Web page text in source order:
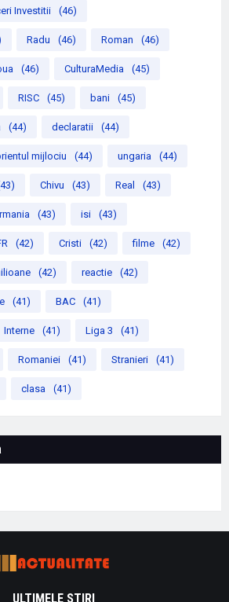
Investitii (46)
Radu (46) Roman (46)
(46) CulturaMedia (45)
RISC (45) bani (45)
(44) declaratii (44)
mijlociu (44) ungaria (44)
Chivu (43) Real (43)
(43) isi (43)
(42) Cristi (42) filme (42)
(42) reactie (42)
(41) BAC (41)
Interne (41) Liga 3 (41)
Romaniei (41) Stranieri (41)
clasa (41)
ULTIMELE STIRI